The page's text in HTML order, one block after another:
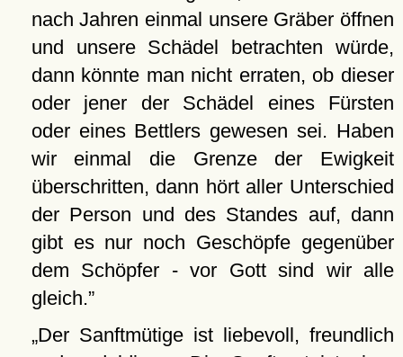
nach Jahren einmal unsere Gräber öffnen
und unsere Schädel betrachten würde,
dann könnte man nicht erraten, ob dieser
oder jener der Schädel eines Fürsten
oder eines Bettlers gewesen sei. Haben
wir einmal die Grenze der Ewigkeit
überschritten, dann hört aller Unterschied
der Person und des Standes auf, dann
gibt es nur noch Geschöpfe gegenüber
dem Schöpfer - vor Gott sind wir alle
gleich.
Der Sanftmütige ist liebevoll, freundlich